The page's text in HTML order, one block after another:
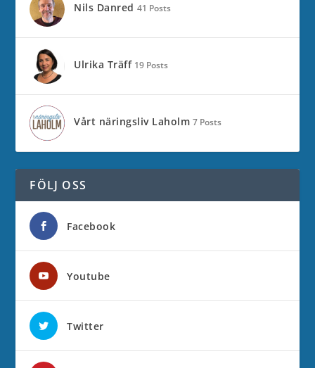
Nils Danred 41 Posts
Ulrika Träff 19 Posts
Vårt näringsliv Laholm 7 Posts
FÖLJ OSS
Facebook
Youtube
Twitter